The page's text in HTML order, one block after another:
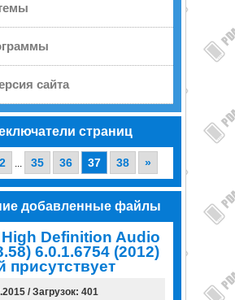
сайта
страниц
2 ... 35 36 37 38 »
добавленные файлы
Definition Audio
6.0.1.6754 (2012)
присутствует
/ Загрузок: 401